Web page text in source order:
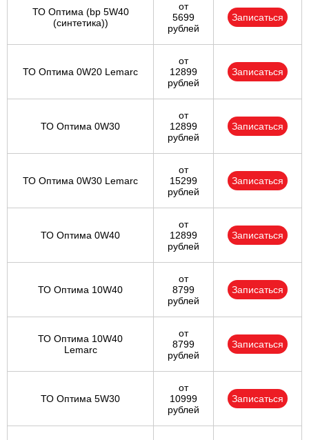
ТО Оптима (bp 5W40
(синтетика))
от
5699
рублей
Записаться
ТО Оптима 0W20 Lemarc
от
12899
рублей
Записаться
ТО Оптима 0W30
от
12899
рублей
Записаться
ТО Оптима 0W30 Lemarc
от
15299
рублей
Записаться
ТО Оптима 0W40
от
12899
рублей
Записаться
ТО Оптима 10W40
от
8799
рублей
Записаться
ТО Оптима 10W40
Lemarc
от
8799
рублей
Записаться
ТО Оптима 5W30
от
10999
рублей
Записаться